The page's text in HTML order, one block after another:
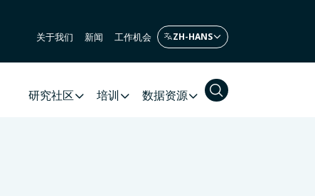
关于我们 新闻 工作机会
研究社区 培训 数据资源